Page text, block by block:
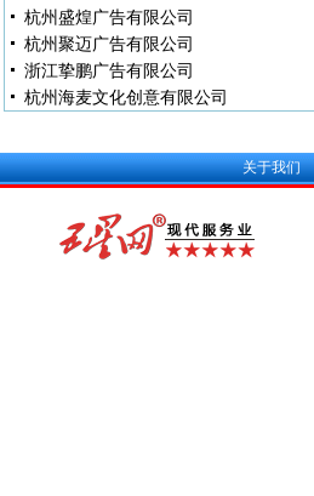
杭州盛煌广告有限公司
杭州聚迈广告有限公司
浙江挚鹏广告有限公司
杭州海麦文化创意有限公司
关于我们